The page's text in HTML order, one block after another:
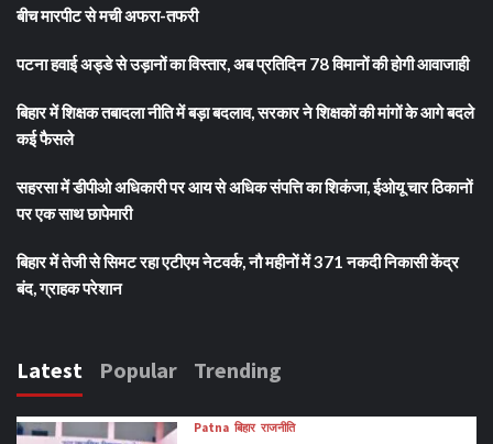
बीच मारपीट से मची अफरा-तफरी
पटना हवाई अड्डे से उड़ानों का विस्तार, अब प्रतिदिन 78 विमानों की होगी आवाजाही
बिहार में शिक्षक तबादला नीति में बड़ा बदलाव, सरकार ने शिक्षकों की मांगों के आगे बदले
कई फैसले
सहरसा में डीपीओ अधिकारी पर आय से अधिक संपत्ति का शिकंजा, ईओयू चार ठिकानों
पर एक साथ छापेमारी
बिहार में तेजी से सिमट रहा एटीएम नेटवर्क, नौ महीनों में 371 नकदी निकासी केंद्र
बंद, ग्राहक परेशान
Latest Popular Trending
Patna बिहार राजनीति